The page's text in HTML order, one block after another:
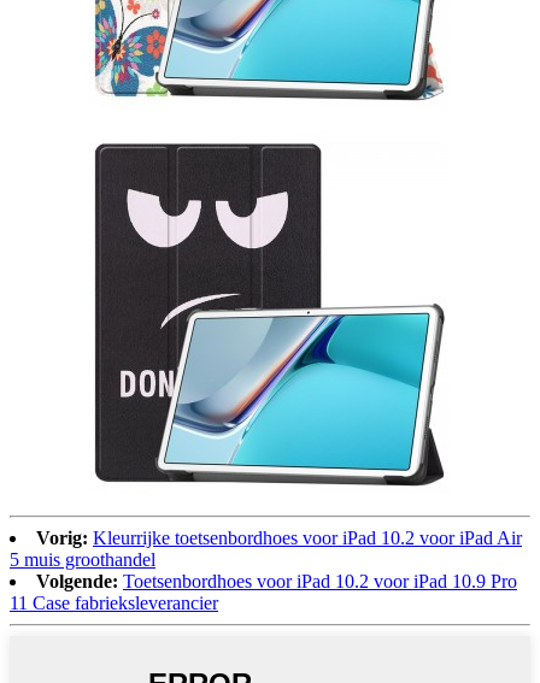
Vorig: Kleurrijke toetsenbordhoes voor iPad 10.2 voor iPad Air
5 muis groothandel
Volgende: Toetsenbordhoes voor iPad 10.2 voor iPad 10.9 Pro
11 Case fabrieksleverancier